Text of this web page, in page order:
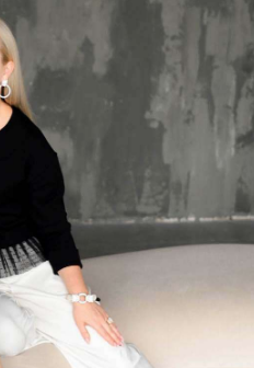
только самое важное и
BACI-BACI ❤️